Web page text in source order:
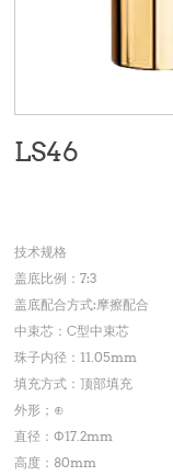
LS46
技术规格
盖底比例：7:3
盖底配合方式:摩擦配合
中束芯：C型中束芯
珠子内径：11.05mm
填充方式：顶部填充
外形；⊕
直径：Φ17.2mm
高度：80mm